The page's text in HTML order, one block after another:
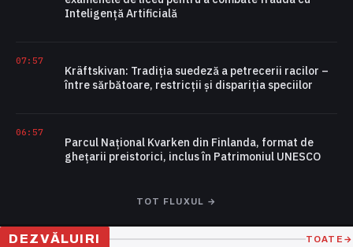
Inteligență Artificială
07:57
Kräftskivan: Tradiția suedeză a petrecerii racilor –
între sărbătoare, restricții și dispariția speciilor
06:57
Parcul Național Kvarken din Finlanda, format de
ghețarii preistorici, inclus în Patrimoniul UNESCO
TOT FLUXUL →
DEZVĂLUIRI TOATE →